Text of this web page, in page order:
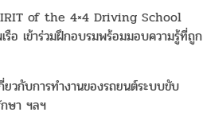
of the 4×4 Driving School
อ เข้าร่วมฝึกอบรมพร้อมมอบความรู้ที่ถูก
วกับการทำงานของรถยนต์ระบบขับ
ษา ฯลฯ